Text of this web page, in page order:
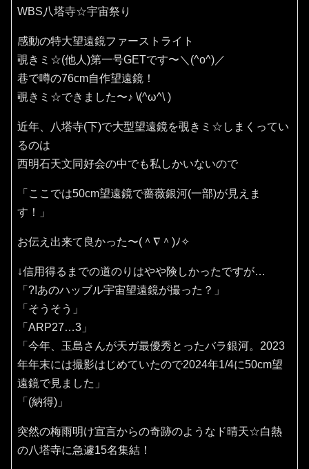
WBS八塔寺☆宇宙祭り
感動の特大望遠鏡ファーストライト
覗きミ☆(他人)第一号GETです〜＼(^o^)／
巷で噂の76cm自作望遠鏡！
覗きミ☆できました〜♪⁠ ⁠\⁠(⁠^⁠ω⁠^⁠\⁠ ⁠)
近年、八塔寺(下)で大型望遠鏡を覗きミ☆しまくってい
るのは
西明石天文同好会の中でも私しかいないので
「ここでは50cm望遠鏡で薔薇銀河(一部)が見えま
す！」
お伝え出来て良かった〜(⁠＾⁠∇⁠＾⁠)⁠ﾉ⁠✧⁠
↓信用得るまでの道のりはやや険しかったですが…
「?!あのハッブル宇宙望遠鏡が撮った？」
「そうそう」
「ARP27…3」
「今年、玉島さんが天ガ最優秀とったバラ銀河。2023
年年末には撮影はじめていたので2024年1/4に50cm望
遠鏡で見ました」
「(納得)」
突然の梅雨明け宣言からの奇跡のようなド晴天☆白熱
の八塔寺に急遽15名集結！